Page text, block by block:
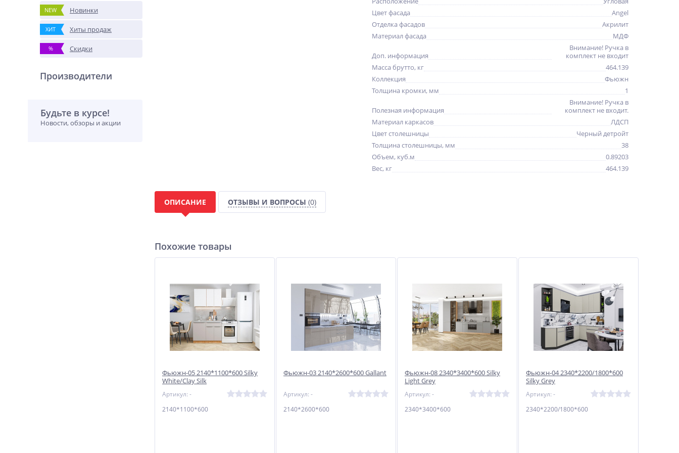
NEW Новинки
ХИТ Хиты продаж
% Скидки
Производители
Будьте в курсе!
Новости, обзоры и акции
Цвет фасада
Angel
Отделка фасадов
Акрилит
Материал фасада
МДФ
Доп. информация
Внимание! Ручка в
комплект не входит
Масса брутто, кг
464.139
Коллекция
Фьюжн
Толщина кромки, мм
1
Полезная информация
Внимание! Ручка в
комплект не входит.
Материал каркасов
ЛДСП
Цвет столешницы
Черный детройт
Толщина столешницы, мм
38
Объем, куб.м
0.89203
Вес, кг
464.139
ОПИСАНИЕ ОТЗЫВЫ И ВОПРОСЫ (0)
Похожие товары
Фьюжн-05 2140*1100*600 Silky
White/Clay Silk
Артикул: -
2140*1100*600
Фьюжн-03 2140*2600*600 Gallant
Артикул: -
2140*2600*600
Фьюжн-08 2340*3400*600 Silky
Light Grey
Артикул: -
2340*3400*600
Фьюжн-04 2340*2200/1800*600
Silky Grey
Артикул: -
2340*2200/1800*600